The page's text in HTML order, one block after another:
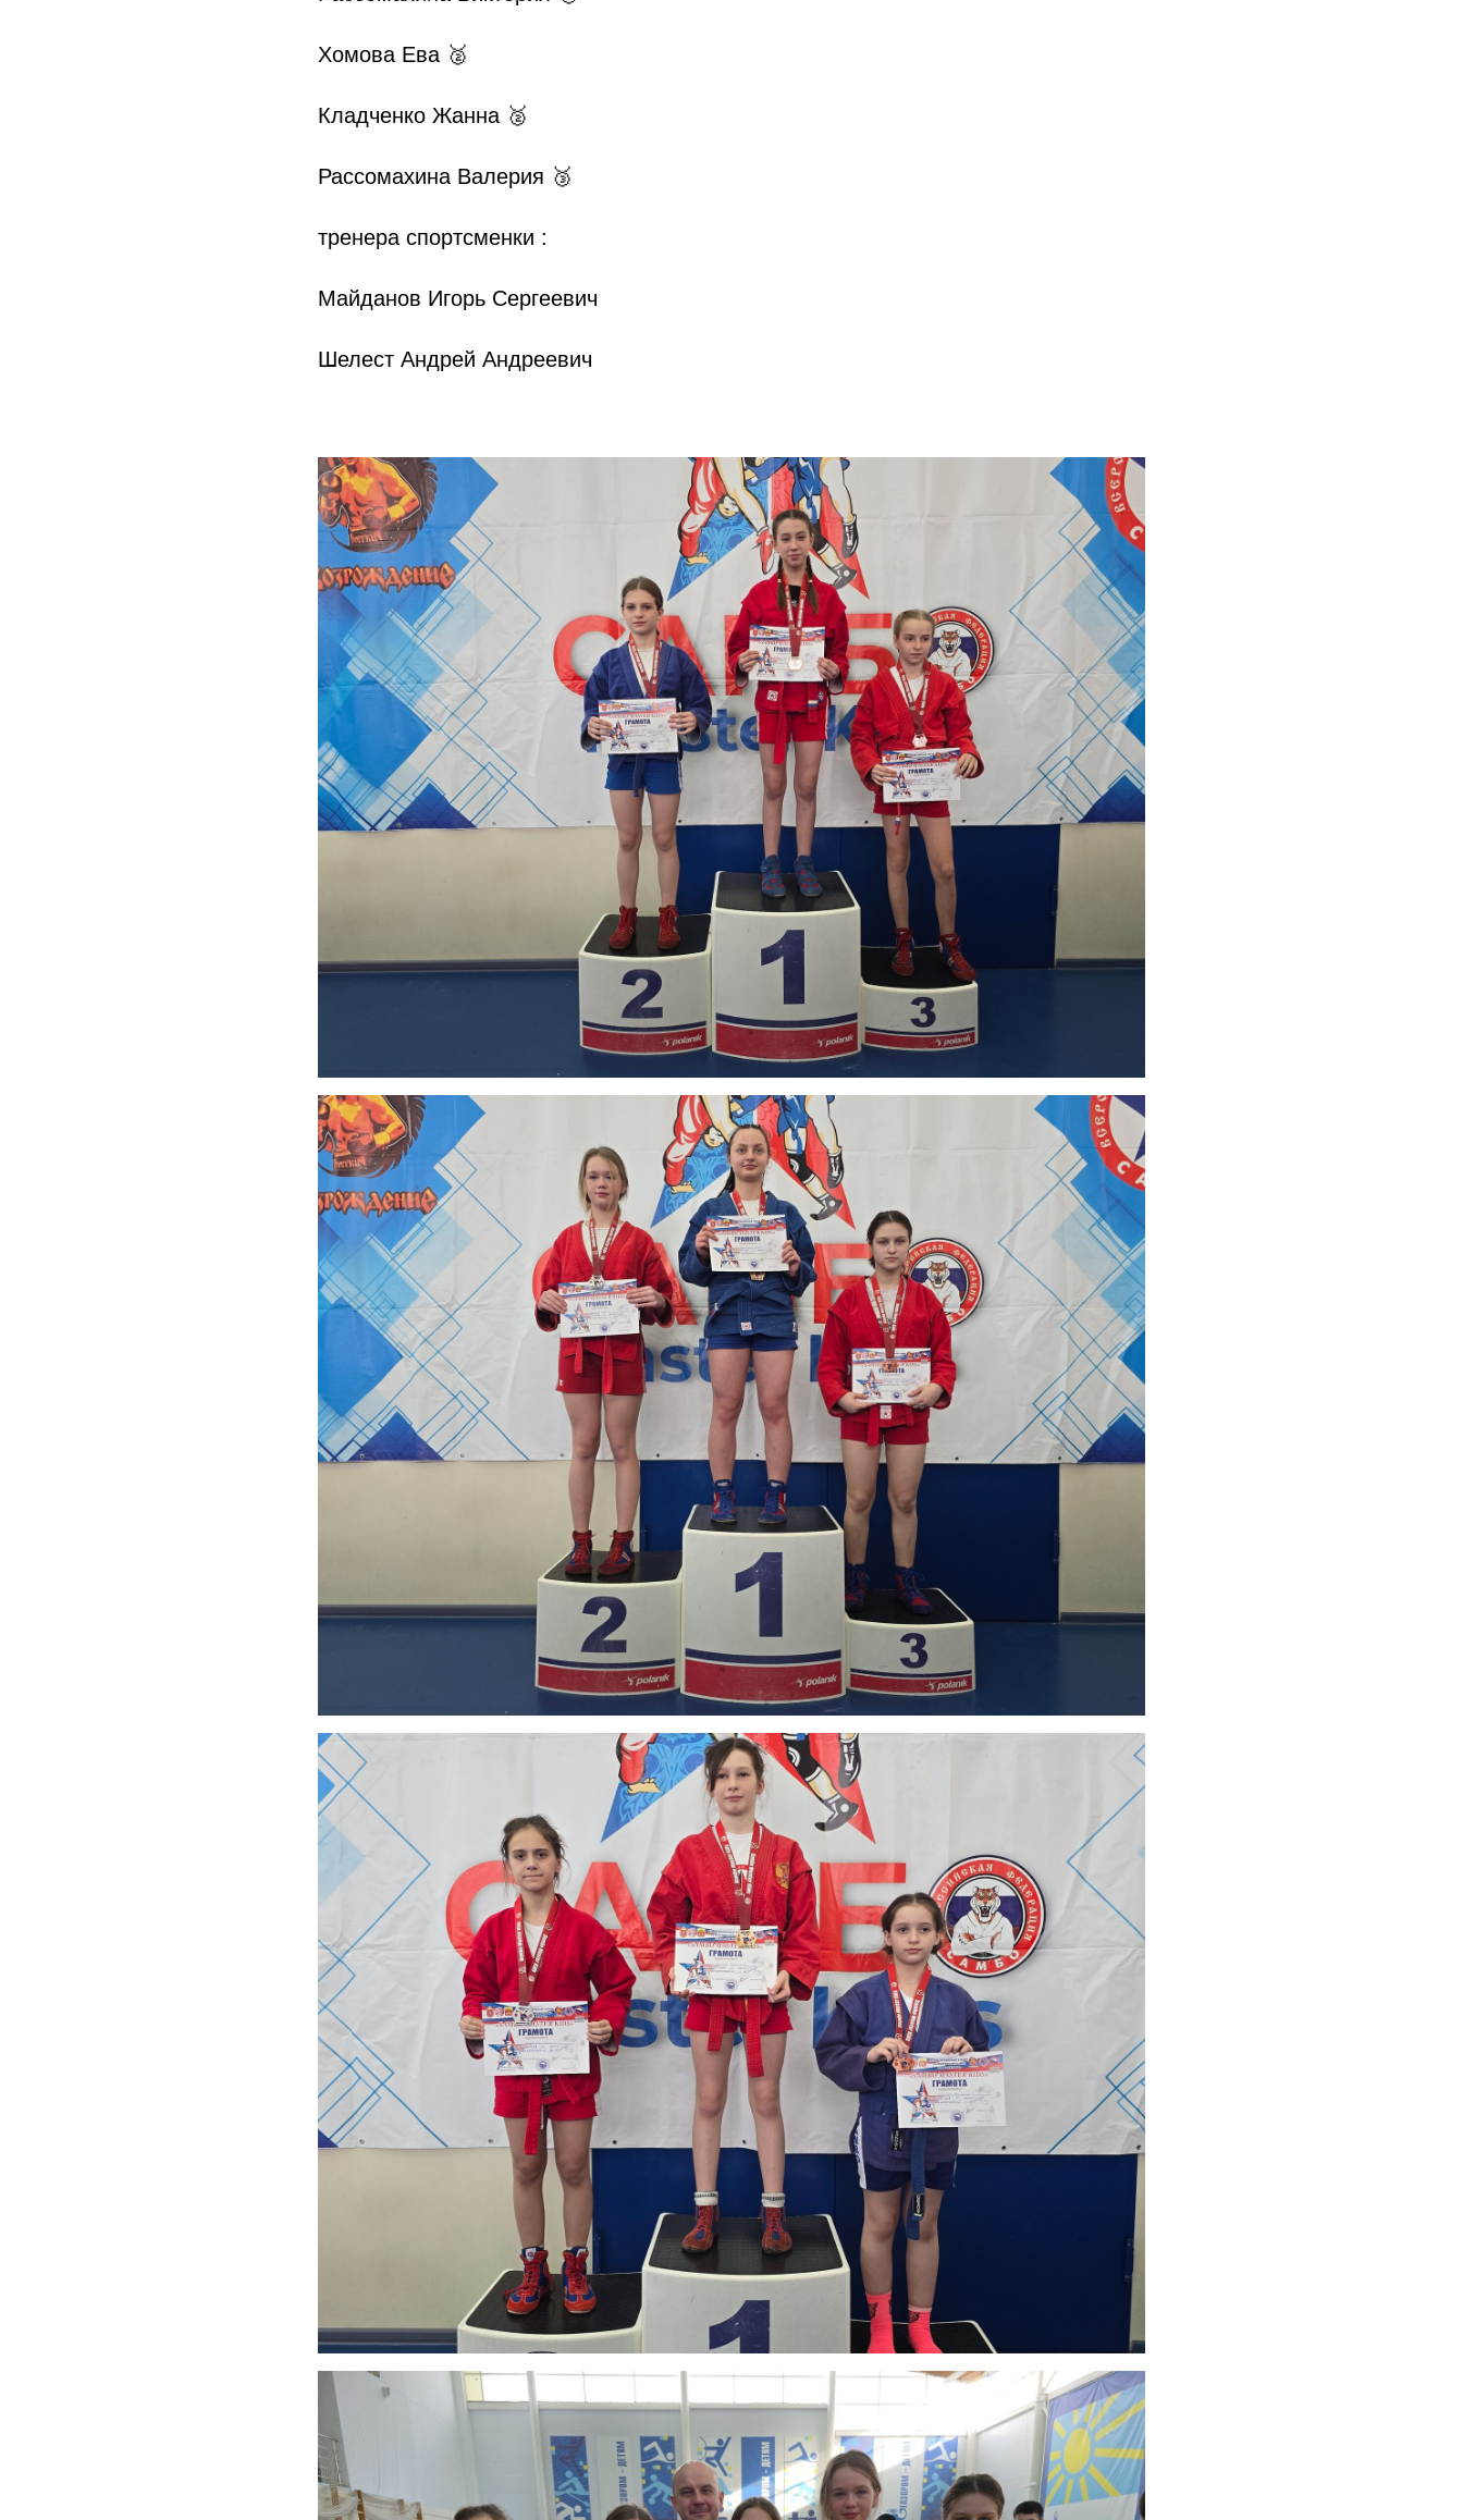
Хомова Ева 🥈
Кладченко Жанна 🥈
Рассомахина Валерия 🥉
тренера спортсменки :
Майданов Игорь Сергеевич
Шелест Андрей Андреевич